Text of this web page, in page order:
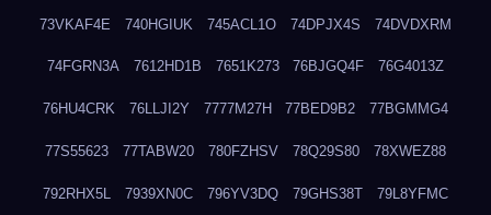
73VKAF4E 740HGIUK 745ACL1O 74DPJX4S 74DVDXRM
74FGRN3A 7612HD1B 7651K273 76BJGQ4F 76G4013Z
76HU4CRK 76LLJI2Y 7777M27H 77BED9B2 77BGMMG4
77S55623 77TABW20 780FZHSV 78Q29S80 78XWEZ88
792RHX5L 7939XN0C 796YV3DQ 79GHS38T 79L8YFMC